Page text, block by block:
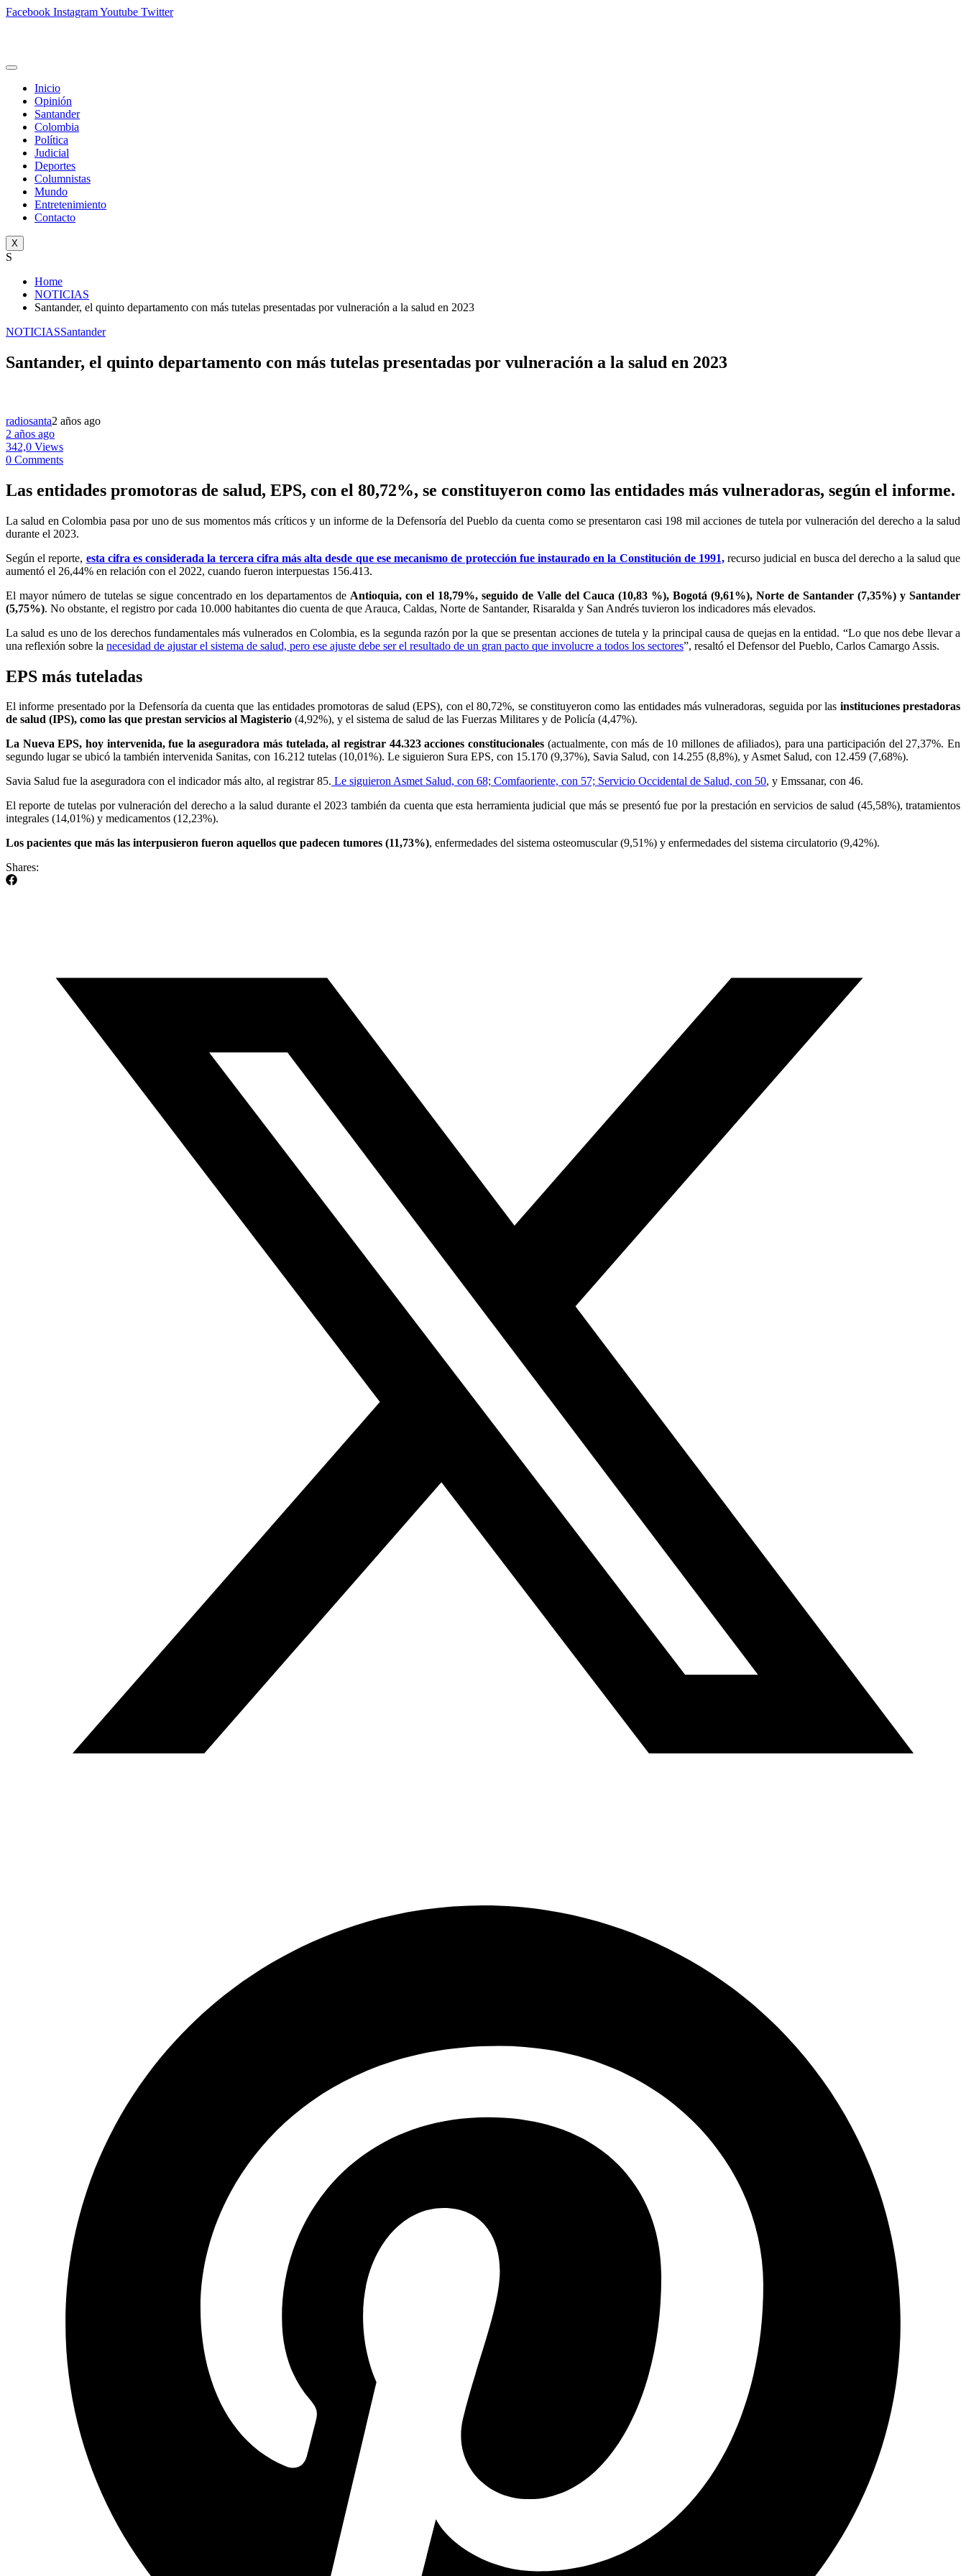
Facebook InstagramYoutube Twitter
Inicio
Opinión
Santander
Colombia
Política
Judicial
Deportes
Columnistas
Mundo
Entretenimiento
Contacto
X
S
Home
NOTICIAS
Santander, el quinto departamento con más tutelas presentadas por vulneración a la salud en 2023
NOTICIASSantander
Santander, el quinto departamento con más tutelas presentadas por vulneración a la salud en 2023
radiosanta2 años ago
2 años ago
342,0 Views
0 Comments
Las entidades promotoras de salud, EPS, con el 80,72%, se constituyeron como las entidades más vulneradoras, según el informe.
La salud en Colombia pasa por uno de sus momentos más críticos y un informe de la Defensoría del Pueblo da cuenta como se presentaron casi 198 mil acciones de tutela por vulneración del derecho a la salud
durante el 2023.
Según el reporte, esta cifra es considerada la tercera cifra más alta desde que ese mecanismo de protección fue instaurado en la Constitución de 1991,recurso judicial en busca del derecho a la salud que
aumentó el 26,44% en relación con el 2022, cuando fueron interpuestas 156.413.
El mayor número de tutelas se sigue concentrado en los departamentos de Antioquia, con el 18,79%, seguido de Valle del Cauca (10,83 %), Bogotá (9,61%), Norte de Santander (7,35%) y Santander
(5,75%). No obstante, el registro por cada 10.000 habitantes dio cuenta de que Arauca, Caldas, Norte de Santander, Risaralda y San Andrés tuvieron los indicadores más elevados.
La salud es uno de los derechos fundamentales más vulnerados en Colombia, es la segunda razón por la que se presentan acciones de tutela y la principal causa de quejas en la entidad. “Lo que nos debe llevar a
una reflexión sobre la necesidad de ajustar el sistema de salud, pero ese ajuste debe ser el resultado de un gran pacto que involucre a todos los sectores”, resaltó el Defensor del Pueblo, Carlos Camargo Assis.
EPS más tuteladas
El informe presentado por la Defensoría da cuenta que las entidades promotoras de salud (EPS), con el 80,72%, se constituyeron como las entidades más vulneradoras, seguida por las instituciones prestadoras
de salud (IPS), como las que prestan servicios al Magisterio (4,92%), y el sistema de salud de las Fuerzas Militares y de Policía (4,47%).
La Nueva EPS, hoy intervenida, fue la aseguradora más tutelada, al registrar 44.323 acciones constitucionales (actualmente, con más de 10 millones de afiliados), para una participación del 27,37%. En
segundo lugar se ubicó la también intervenida Sanitas, con 16.212 tutelas (10,01%). Le siguieron Sura EPS, con 15.170 (9,37%), Savia Salud, con 14.255 (8,8%), y Asmet Salud, con 12.459 (7,68%).
Savia Salud fue la aseguradora con el indicador más alto, al registrar 85. Le siguieron Asmet Salud, con 68; Comfaoriente, con 57; Servicio Occidental de Salud, con 50, y Emssanar, con 46.
El reporte de tutelas por vulneración del derecho a la salud durante el 2023 también da cuenta que esta herramienta judicial que más se presentó fue por la prestación en servicios de salud (45,58%), tratamientos
integrales (14,01%) y medicamentos (12,23%).
Los pacientes que más las interpusieron fueron aquellos que padecen tumores (11,73%), enfermedades del sistema osteomuscular (9,51%) y enfermedades del sistema circulatorio (9,42%).
Shares: